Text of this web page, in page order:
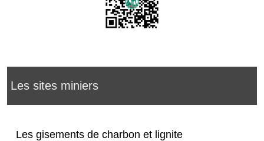
Les sites miniers
Les gisements de charbon et lignite